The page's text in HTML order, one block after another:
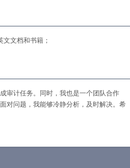
文档和书籍；
审计任务。同时，我也是一个团队合作
对问题，我能够冷静分析，及时解决。希